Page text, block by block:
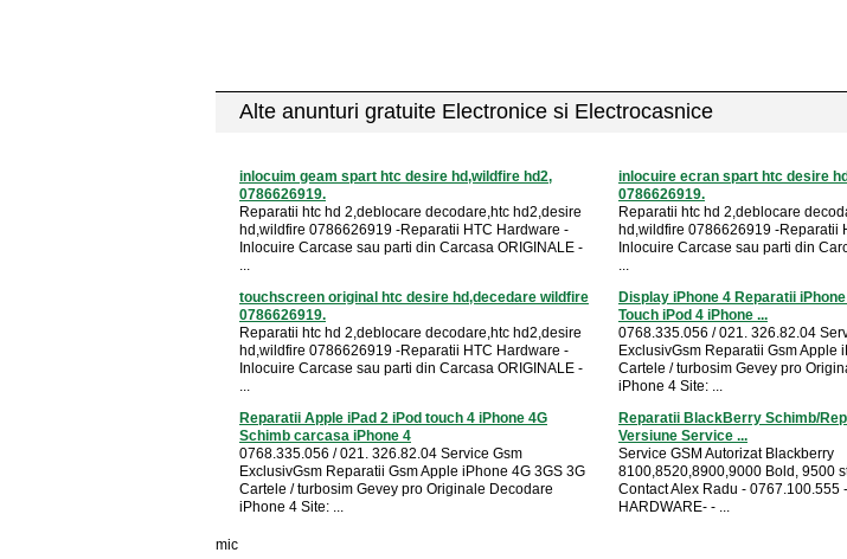
Alte anunturi gratuite Electronice si Electrocasnice
inlocuim geam spart htc desire hd,wildfire hd2,
0786626919.
Reparatii htc hd 2,deblocare decodare,htc hd2,desire
hd,wildfire 0786626919 -Reparatii HTC Hardware -
Inlocuire Carcase sau parti din Carcasa ORIGINALE -
...
inlocuire ecran spart htc desire
0786626919.
Reparatii htc hd 2,deblocare
hd,wildfire 0786626919 -Reparatii
Inlocuire Carcase sau parti din
...
touchscreen original htc desire hd,decedare wildfire
0786626919.
Reparatii htc hd 2,deblocare decodare,htc hd2,desire
hd,wildfire 0786626919 -Reparatii HTC Hardware -
Inlocuire Carcase sau parti din Carcasa ORIGINALE -
...
Display iPhone 4 Reparatii
Touch iPod 4 iPhone ...
0768.335.056 / 021. 326.82.04
ExclusivGsm Reparatii Gsm Apple
Cartele / turbosim Gevey pro
iPhone 4 Site: ...
Reparatii Apple iPad 2 iPod touch 4 iPhone 4G
Schimb carcasa iPhone 4
0768.335.056 / 021. 326.82.04 Service Gsm
ExclusivGsm Reparatii Gsm Apple iPhone 4G 3GS 3G
Cartele / turbosim Gevey pro Originale Decodare
iPhone 4 Site: ...
Reparatii BlackBerry Schimb/
Versiune Service ...
Service GSM Autorizat Blackberry
8100,8520,8900,9000 Bold, 9500
Contact Alex Radu - 0767.100.555 -
HARDWARE- - ...
mic